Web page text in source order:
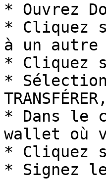
* Ouvrez
* Cliquez
à un
* Cliquez
*
* Dans le
wallet où
* Cliquez
* Signez